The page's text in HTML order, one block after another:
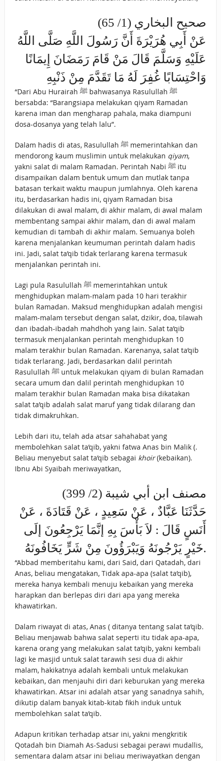
صحيح البخاري (1/ 65)
عَنْ أَبِي هُرَيْرَةَ أَنَّ رَسُولَ اللَّهِ صَلَّى اللَّهُ
عَلَيْهِ وَسَلَّمَ قَالَ مَنْ قَامَ رَمَضَانَ إِيمَانًا
وَاحْتِسَابًا غُفِرَ لَهُ مَا تَقَدَّمَ مِنْ ذَنْبِهِ
“Dari Abu Hurairah ﷺ bahwasanya Rasulullah ﷺ
bersabda: “Barangsiapa melakukan qiyam Ramadan
karena iman dan mengharap pahala, maka diampuni
dosa-dosanya yang telah lalu”.
Dalam hadis di atas, Rasulullah ﷺ memerintahkan dan
mendorong kaum muslimin untuk melakukan qiyam,
yakni salat di malam Ramadan. Perintah Nabi ﷺ itu
disampaikan dalam bentuk umum dan mutlak tanpa
batasan terkait waktu maupun jumlahnya. Oleh karena
itu, berdasarkan hadis ini, qiyam Ramadan bisa
dilakukan di awal malam, di akhir malam, di awal malam
membentang sampai akhir malam, dan di awal malam
kemudian di tambah di akhir malam. Semuanya boleh
karena menjalankan keumuman perintah dalam hadis
ini. Jadi, salat ta’qib tidak terlarang karena termasuk
menjalankan perintah ini.
Lagi pula Rasulullah ﷺ memerintahkan untuk
menghidupkan malam-malam pada 10 hari terakhir
bulan Ramadan. Maksud menghidupkan adalah mengisi
malam-malam tersebut dengan salat, dzikir, doa, tilawah
dan ibadah-ibadah mahdhoh yang lain. Salat ta’qib
termasuk menjalankan perintah menghidupkan 10
malam terakhir bulan Ramadan. Karenanya, salat ta’qib
tidak terlarang. Jadi, berdasarkan dalil perintah
Rasulullah ﷺ untuk melakukan qiyam di bulan Ramadan
secara umum dan dalil perintah menghidupkan 10
malam terakhir bulan Ramadan maka bisa dikatakan
salat ta’qib adalah salat maruf yang tidak dilarang dan
tidak dimakruhkan.
Lebih dari itu, telah ada atsar sahahabat yang
membolehkan salat ta’qib, yakni fatwa Anas bin Malik (.
Beliau menyebut salat ta’qib sebagai khoir(kebaikan).
Ibnu Abi Syaibah meriwayatkan,
مصنف ابن أبي شيبة (2/ 399)
حَدَّثَنَا عَبَّادٌ ، عَنْ سَعِيدٍ ، عَنْ قَتَادَةَ ، عَنْ
أَنَسٍ قَالَ : لاَ بَأْسَ بِهِ إنَّمَا يَرْجِعُونَ إلَى
خَيْرٍ يَرْجُونَهُ وَيَبْرَؤُونَ مِنْ شَرٍّ يَخَافُونَهُ.
“Abbad memberitahu kami, dari Said, dari Qatadah, dari
Anas, beliau mengatakan, Tidak apa-apa (salat ta’qib),
mereka hanya kembali menuju kebaikan yang mereka
harapkan dan berlepas diri dari apa yang mereka
khawatirkan.
Dalam riwayat di atas, Anas ( ditanya tentang salat ta’qib.
Beliau menjawab bahwa salat seperti itu tidak apa-apa,
karena orang yang melakukan salat ta’qib, yakni kembali
lagi ke masjid untuk salat tarawih sesi dua di akhir
malam, hakikatnya adalah kembali untuk melakukan
kebaikan, dan menjauhi diri dari keburukan yang mereka
khawatirkan. Atsar ini adalah atsar yang sanadnya sahih,
dikutip dalam banyak kitab-kitab fikih induk untuk
membolehkan salat ta’qib.
Adapun kritikan terhadap atsar ini, yakni mengkritik
Qotadah bin Diamah As-Sadusi sebagai perawi mudallis,
sementara dalam atsar ini beliau meriwayatkan dengan